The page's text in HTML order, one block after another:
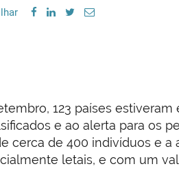
123 países
e ao alerta para os
cerca de 400 indivíduos e
letais, e com um